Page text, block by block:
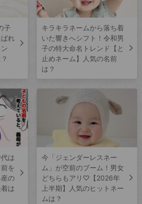
子
れ
キラキラネームから落ち着
いた響きへシフト！令和男
子の特大命名トレンド【と
止めネーム】人気の名前
は？
は
を
の
は
今「ジェンダーレスネー
ム」が空前のブーム！男女
どちらもアリ♡【2026年
上半期】人気のヒットネー
ムは？